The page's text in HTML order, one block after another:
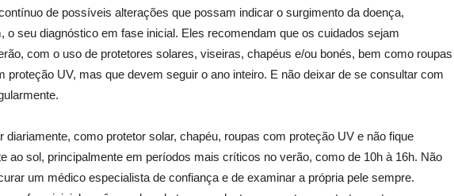
de possíveis alterações que possam indicar o surgimento da doença,
o seu diagnóstico em fase inicial. Eles recomendam que os cuidados sejam
com o uso de protetores solares, viseiras, chapéus e/ou bonés, bem como roupas
proteção UV, mas que devem seguir o ano inteiro. E não deixar de se consultar com
diariamente, como protetor solar, chapéu, roupas com proteção UV e não fique
ao sol, principalmente em períodos mais críticos no verão, como de 10h à 16h. Não
um médico especialista de confiança e de examinar a própria pele sempre.